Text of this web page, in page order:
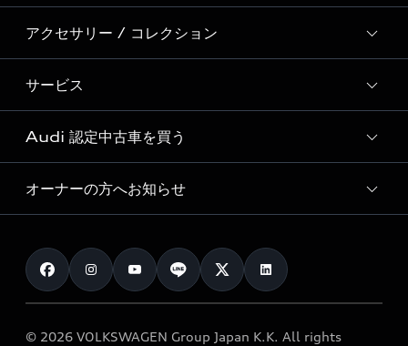
Audi Sport
Formula 1®
デジタルサービス
新車在庫検索
試乗車・展示車検索
見積り依頼
試乗予約
モデル一覧
特別仕様モデル / 限定モデル
e-tronラインアップ
価格シミュレーション
車両比較
カタログ一覧
アクセサリー / コレクション
純正アクセサリー
オンラインショップ
Audi collection
アウディナビアプリ
サービス
サービス入庫予約
サービスプログラム
メンテナンス
車検 / 定期点検
e-tronアフターサポート
Audi 認定中古車を買う
Audi認定中古車
クオリティ
保証
メンテナンス
オーナーの方へお知らせ
お知らせ
オーナー様向けキャンペーン
© 2026 VOLKSWAGEN Group Japan K.K. All rights